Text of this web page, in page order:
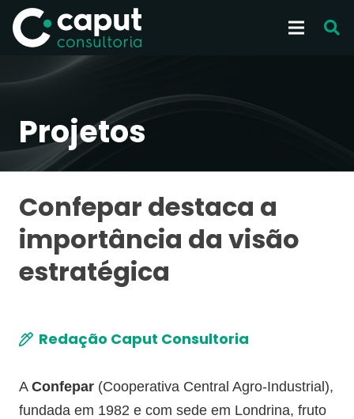
Projetos
Confepar destaca a
importância da visão
estratégica
Redação Caput Consultoria
A Confepar (Cooperativa Central Agro-Industrial),
fundada em 1982 e com sede em Londrina, fruto